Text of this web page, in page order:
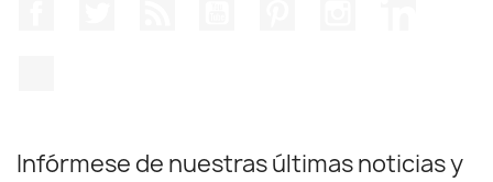
Infórmese de nuestras últimas noticias y